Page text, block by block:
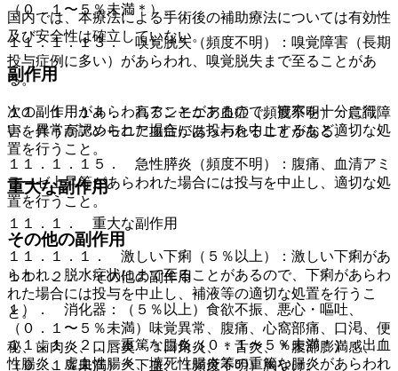
（０．１〜５％未満＊）。
１１．１．１３． 嗅覚脱失（頻度不明）：嗅覚障害（長期
投与症例に多い）があらわれ、嗅覚脱失まで至ることがあ
る。
１１．１．１４． 高アンモニア血症（頻度不明）：意識障
害を伴う高アンモニア血症があらわれることがある。
１１．１．１５． 急性膵炎（頻度不明）：腹痛、血清アミ
ラーゼ上昇等があらわれた場合には投与を中止し、適切な処
置を行うこと。
その他の副作用
１１．２． その他の副作用
１）． 消化器：（５％以上）食欲不振、悪心・嘔吐、
（０．１〜５％未満）味覚異常、腹痛、心窩部痛、口渇、便
秘、歯肉炎、口唇炎・＊口角炎、＊舌炎、＊腹部膨満感、
（０．１％未満）＊下血、（頻度不明）胸やけ。
国内では、本療法による手術後の補助療法については有効性
及び安全性は確立していない。
副作用
次の副作用があらわれることがあるので、観察を十分に行
い、異常が認められた場合には投与を中止するなど適切な処
置を行うこと。
重大な副作用
１１．１． 重大な副作用
１１．１．１． 激しい下痢（５％以上）：激しい下痢があ
らわれ、脱水症状にまで至ることがあるので、下痢があらわ
れた場合には投与を中止し、補液等の適切な処置を行うこ
と。
１１．１．２． 重篤な腸炎（０．１〜５％未満＊）：出血
性腸炎、虚血性腸炎、壊死性腸炎等の重篤な腸炎があらわれ